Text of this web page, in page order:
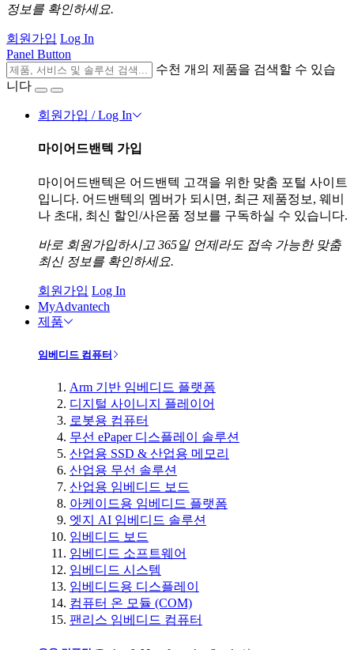
정보를 확인하세요.
회원가입 Log In
Panel Button
수천 개의 제품을 검색할 수 있습
니다
회원가입 / Log In
마이어드밴텍 가입
마이어드밴텍은 어드밴텍 고객을 위한 맞춤 포털 사이트
입니다. 어드밴텍의 멤버가 되시면, 최근 제품정보, 웨비
나 초대, 최신 할인/사은품 정보를 구독하실 수 있습니다.
바로 회원가입하시고 365일 언제라도 접속 가능한 맞춤
최신 정보를 확인하세요.
회원가입 Log In
MyAdvantech
제품
임베디드 컴퓨터
Arm 기반 임베디드 플랫폼
디지털 사이니지 플레이어
로봇용 컴퓨터
무선 ePaper 디스플레이 솔루션
산업용 SSD & 산업용 메모리
산업용 무선 솔루션
산업용 임베디드 보드
아케이드용 임베디드 플랫폼
엣지 AI 임베디드 솔루션
임베디드 보드
임베디드 소프트웨어
임베디드 시스템
임베디드용 디스플레이
컴퓨터 온 모듈 (COM)
팬리스 임베디드 컴퓨터